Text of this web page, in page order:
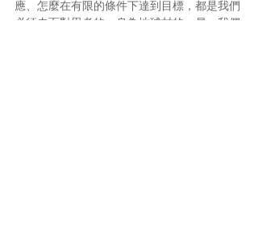
應、怎麼在有限的條件下達到目標，都是我們
必須去面對思考的，身為地球村的一員，我們